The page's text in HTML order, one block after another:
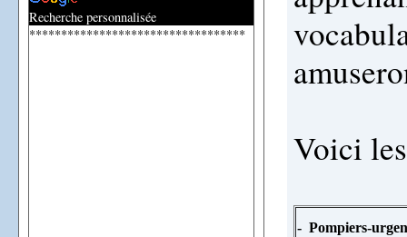
Recherche personnalisée
**********************************
Voici
- Pompiers-